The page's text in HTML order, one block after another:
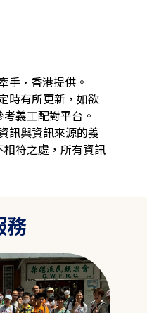
手·香港提供。
時有所更新，如欲
義工配對平台。
訊與資訊來源的義
符之處，所有資訊
務